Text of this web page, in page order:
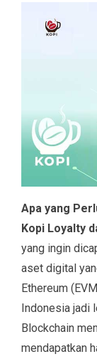
Apa yang
Kopi Loyalty
yang ingin
aset digital
Ethereum
Indonesia jadi
Blockchain
mendapatkan